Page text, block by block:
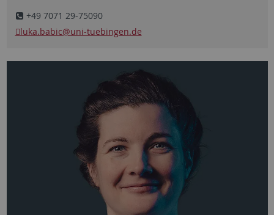
+49 7071 29-75090
luka.babic@uni-tuebingen.de